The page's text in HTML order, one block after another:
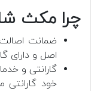
چرا مکث
ضمانت
اصل و دارای
گارانتی و
خود